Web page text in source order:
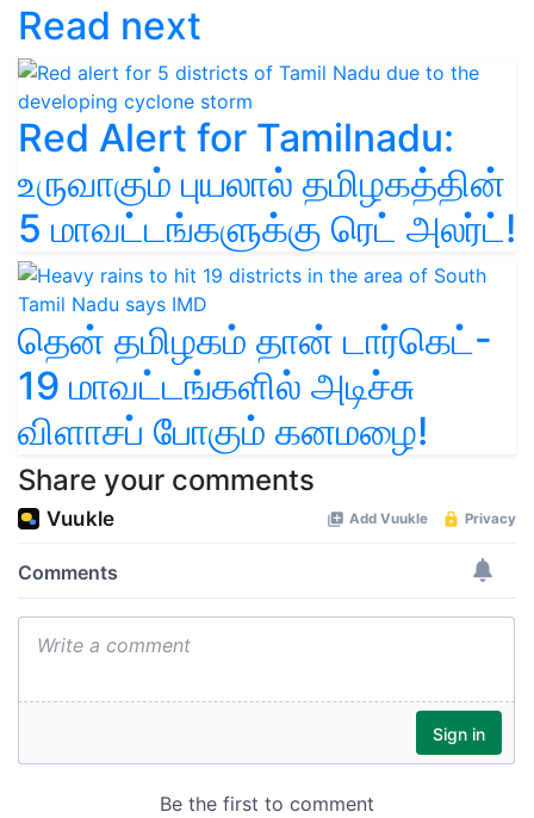
Read next
Red Alert for Tamilnadu:
உருவாகும் புயலால் தமிழகத்தின்
5 மாவட்டங்களுக்கு ரெட் அலர்ட்!
தென் தமிழகம் தான் டார்கெட்-
19 மாவட்டங்களில் அடிச்சு
விளாசப் போகும் கனமழை!
Share your comments